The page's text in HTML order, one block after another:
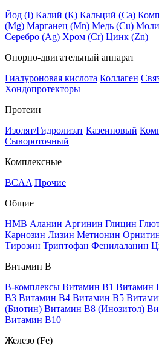
Йод (I) Калий (К) Кальций (Са)
(Mg) Марганец (Mn) Медь (Сu)
Серебро (Ag) Хром (Cr) Цинк (Zn)
Опорно-двигательный аппарат
Гиалуроновая кислота Коллаген
Хондопротекторы
Протеин
Изолят/Гидролизат Казеиновый
Сывороточный
Комплексные
BCAA Прочие
Общие
HMB Аланин Аргинин Глицин
Карнозин Лизин Метионин
Тирозин Триптофан Фенилаланин
Витамин В
B-комплексы Витамин B1 Витамин
B3 Витамин B4 Витамин B5
(Биотин) Витамин B8 (Инозитол)
Витамин В10
Железо (Fe)